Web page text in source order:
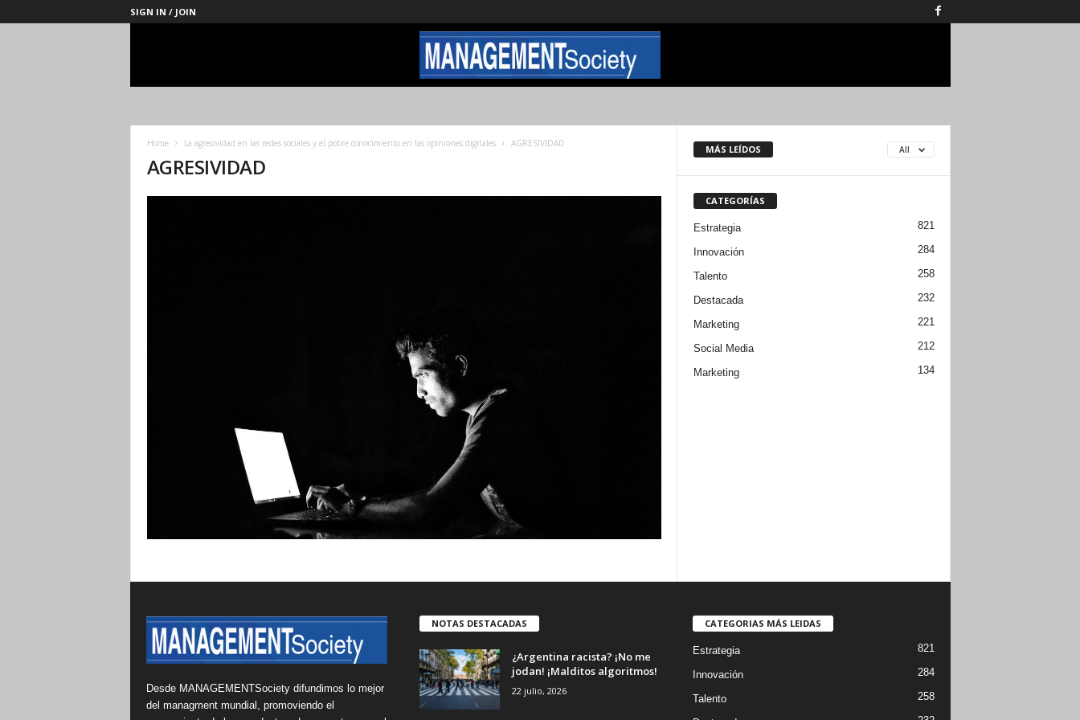
SIGN IN / JOIN
Management
Home La agresividad en las redes sociales y el pobre conocimiento en las opiniones digitales AGRESIVIDAD
AGRESIVIDAD
MÁS LEÍDOS All
CATEGORÍAS
Estrategia 821
Innovación 284
Talento 258
Destacada 232
Marketing 221
Social Media 212
Marketing 134
Desde MANAGEMENTSociety difundimos lo mejor
del managment mundial, promoviendo el
NOTAS DESTACADAS
¿Argentina racista? ¡No me
jodan! ¡Malditos algoritmos!
22 julio, 2026
CATEGORIAS MÁS LEIDAS
Estrategia 821
Innovación 284
Talento 258